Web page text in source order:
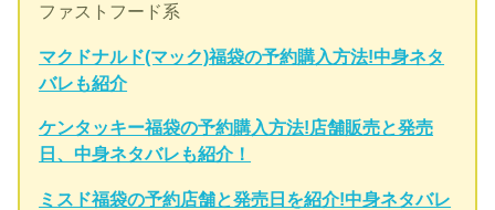
ファストフード系
マクドナルド(マック)福袋の予約購入方法!中身ネタ
バレも紹介
ケンタッキー福袋の予約購入方法!店舗販売と発売
日、中身ネタバレも紹介！
ミスド福袋の予約店舗と発売日を紹介!中身ネタバレ